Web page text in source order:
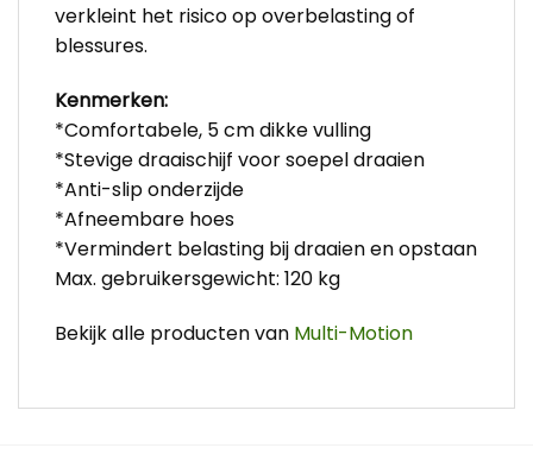
verkleint het risico op overbelasting of
blessures.
Kenmerken:
*Comfortabele, 5 cm dikke vulling
*Stevige draaischijf voor soepel draaien
*Anti-slip onderzijde
*Afneembare hoes
*Vermindert belasting bij draaien en opstaan
Max. gebruikersgewicht: 120 kg
Bekijk alle producten van Multi-Motion